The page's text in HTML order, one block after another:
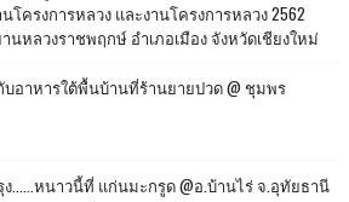
ครงการหลวง และงานโครงการหลวง 2562
หลวงราชพฤกษ์ อำเภอเมือง จังหวัดเชียงใหม่
บอาหารใต้พื้นบ้านที่ร้านยายปวด @ ชุมพร
ง......หนาวนี้ที่ แก่นมะกรูด @อ.บ้านไร่ จ.อุทัยธานี